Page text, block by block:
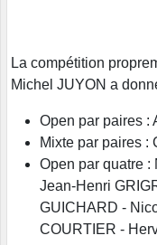
La compétition
Michel JUYON a
Open par paires :
Mixte par paires :
Open par quatre
Jean-Henri
GUICHARD -
COURTIER -